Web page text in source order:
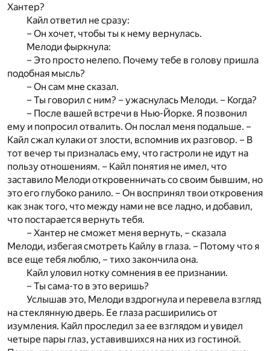
Хантер?
Кайл ответил не сразу:
– Он хочет, чтобы ты к нему вернулась.
Мелоди фыркнула:
– Это просто нелепо. Почему тебе в голову пришла
подобная мысль?
– Он сам мне сказал.
– Ты говорил с ним? – ужаснулась Мелоди. – Когда?
– После вашей встречи в Нью-Йорке. Я позвонил
ему и попросил отвалить. Он послал меня подальше. –
Кайл сжал кулаки от злости, вспомнив их разговор. – В
тот вечер ты призналась ему, что гастроли не идут на
пользу отношениям. – Кайл понятия не имел, что
заставило Мелоди откровенничать со своим бывшим, но
это его глубоко ранило. – Он воспринял твои откровения
как знак того, что между нами не все ладно, и добавил,
что постарается вернуть тебя.
– Хантер не сможет меня вернуть, – сказала
Мелоди, избегая смотреть Кайлу в глаза. – Потому что я
все еще тебя люблю, – тихо закончила она.
Кайл уловил нотку сомнения в ее признании.
– Ты сама-то в это веришь?
Услышав это, Мелоди вздрогнула и перевела взгляд
на стеклянную дверь. Ее глаза расширились от
изумления. Кайл проследил за ее взглядом и увидел
четыре пары глаз, уставившихся на них из гостиной.